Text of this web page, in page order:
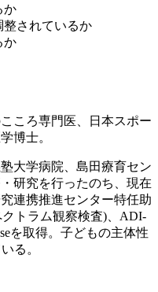
か
整されているか
か
ころ専門医、日本スポー
博士。
大学病院、島田療育セン
研究を行ったのち、現在
連携推進センター特任助
トラム観察検査)、ADI-
を取得。子どもの主体性
る。